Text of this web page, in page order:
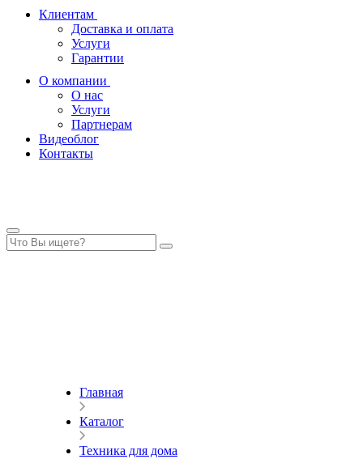
Клиентам
Доставка и оплата
Услуги
Гарантии
О компании
О нас
Услуги
Партнерам
Видеоблог
Контакты
Главная
Каталог
Техника для дома